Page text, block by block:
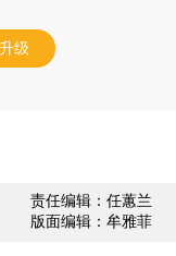
级
责任编辑：任蕙兰
版面编辑：牟雅菲